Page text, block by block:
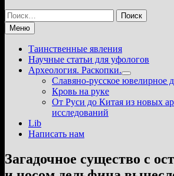
Найти:
Меню
Таинственные явления
Научные статьи для уфологов
Археология. Раскопки.
Показать
подменю
Славяно-русское ювелирное
Кровь на руке
От Руси до Китая из новых
исследований
Lib
Написать нам
Загадочное существо с